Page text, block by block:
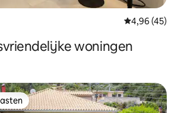
Gemiddelde
4,96 (45)
woningen